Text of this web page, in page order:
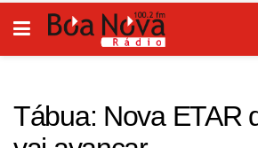
Tábua: Nova ETAR